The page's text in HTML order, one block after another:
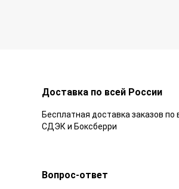
Доставка по всей России
Бесплатная доставка заказов по
СДЭК и Боксберри
Вопрос-ответ